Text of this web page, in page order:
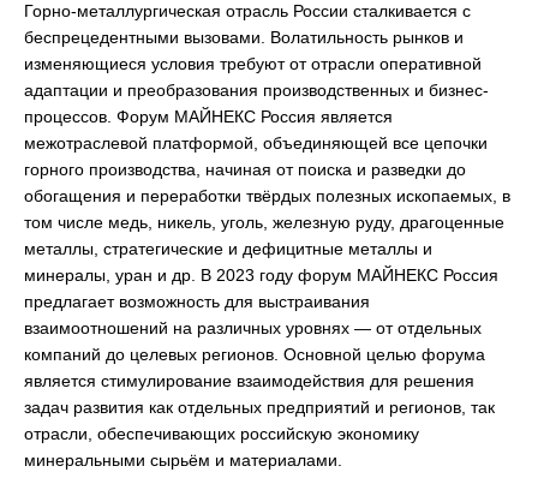
Горно-металлургическая отрасль России сталкивается с
беспрецедентными вызовами. Волатильность рынков и
изменяющиеся условия требуют от отрасли оперативной
адаптации и преобразования производственных и бизнес-
процессов. Форум МАЙНЕКС Россия является
межотраслевой платформой, объединяющей все цепочки
горного производства, начиная от поиска и разведки до
обогащения и переработки твёрдых полезных ископаемых, в
том числе медь, никель, уголь, железную руду, драгоценные
металлы, стратегические и дефицитные металлы и
минералы, уран и др. В 2023 году форум МАЙНЕКС Россия
предлагает возможность для выстраивания
взаимоотношений на различных уровнях — от отдельных
компаний до целевых регионов. Основной целью форума
является стимулирование взаимодействия для решения
задач развития как отдельных предприятий и регионов, так
отрасли, обеспечивающих российскую экономику
минеральными сырьём и материалами.